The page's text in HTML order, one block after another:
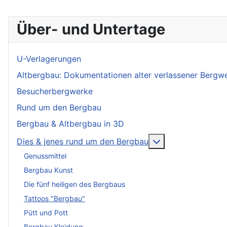
Über- und Untertage
U-Verlagerungen
Altbergbau: Dokumentationen alter verlassener
Besucherbergwerke
Rund um den Bergbau
Bergbau & Altbergbau in 3D
Dies & jenes rund um den Bergbau
Genussmittel
Bergbau Kunst
Die fünf heiligen des Bergbaus
Tattoos "Bergbau"
Pütt und Pott